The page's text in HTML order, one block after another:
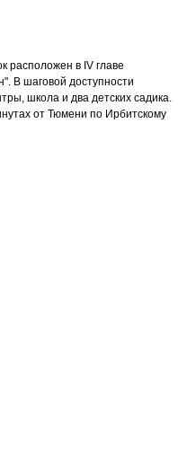
расположен в IV главе
В шаговой доступности
школа и два детских садика.
от Тюмени по Ирбитскому